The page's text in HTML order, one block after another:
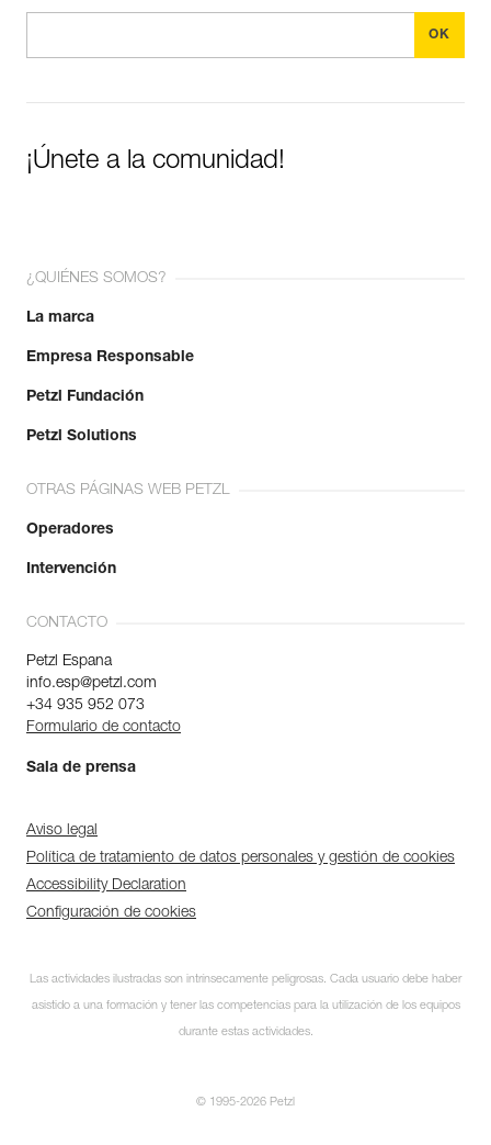
Más información
¡Únete a la comunidad!
¿QUIÉNES SOMOS?
La marca
Empresa Responsable
Petzl Fundación
Petzl Solutions
OTRAS PÁGINAS WEB PETZL
Operadores
Intervención
CONTACTO
Petzl Espana
info.esp@petzl.com
+34 935 952 073
Formulario de contacto
Sala de prensa
Aviso legal
Política de tratamiento de datos personales y gestión de cookies
Accessibility Declaration
Configuración de cookies
Las actividades ilustradas son intrínsecamente peligrosas. Cada usuario debe haber
asistido a una formación y tener las competencias para la utilización de los equipos
durante estas actividades.
© 1995-2026 Petzl